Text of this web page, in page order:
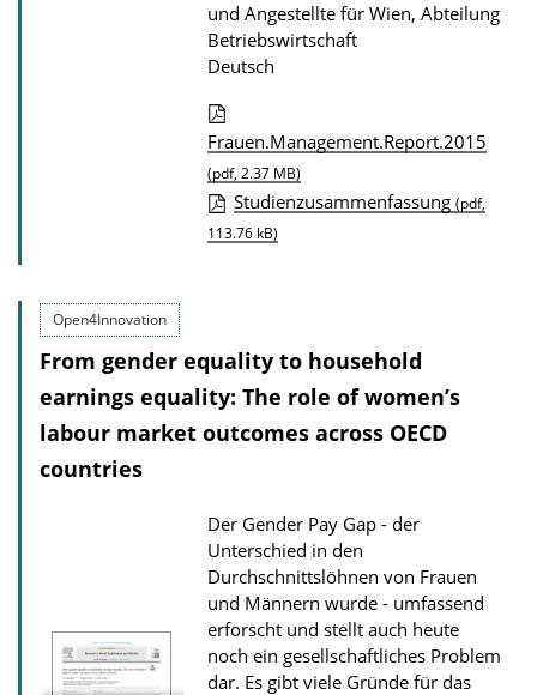
und Angestellte für Wien, Abteilung
Betriebswirtschaft
Deutsch
D
o
w
n
d
s
z
P
u
b
l
i
Frauen.Management.Report.2015
(pdf, 2.37 MB)
Studienzusammenfassung (pdf,
113.76 kB)
Open4Innovation
From gender equality to household
earnings equality: The role of women’s
labour market outcomes across OECD
countries
Der Gender Pay Gap - der
Unterschied in den
Durchschnittslöhnen von Frauen
und Männern wurde - umfassend
erforscht und stellt auch heute
noch ein gesellschaftliches Problem
dar. Es gibt viele Gründe für das